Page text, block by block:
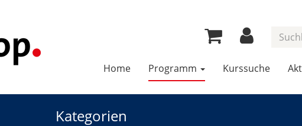
Home Programm Kurssuche
Kategorien